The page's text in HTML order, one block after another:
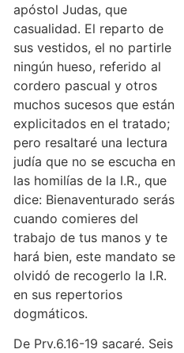
apóstol Judas, que
casualidad. El reparto de
sus vestidos, el no partirle
ningún hueso, referido al
cordero pascual y otros
muchos sucesos que están
explicitados en el tratado;
pero resaltaré una lectura
judía que no se escucha en
las homilías de la I.R., que
dice: Bienaventurado serás
cuando comieres del
trabajo de tus manos y te
hará bien, este mandato se
olvidó de recogerlo la I.R.
en sus repertorios
dogmáticos.
De Prv.6.16-19 sacaré. Seis